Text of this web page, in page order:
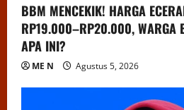
BBM MENCEKIK! HARGA
RP19.000–RP20.000, WARGA
APA INI?
ME N Agustus 5, 2026